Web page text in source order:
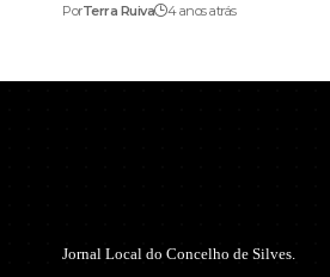
PorTerra Ruiva 4 anos atrás
Jornal Local do Concelho de Silves.